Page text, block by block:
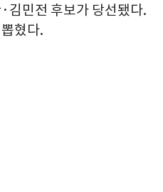
김민전 후보가 당선됐다.
혔다.